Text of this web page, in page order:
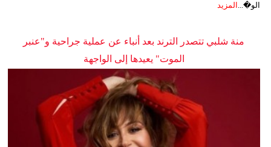
الو�... المزيد
منة شلبي تتصدر الترند بعد أنباء عن عملية جراحية و"عنبر
الموت" يعيدها إلى الواجهة